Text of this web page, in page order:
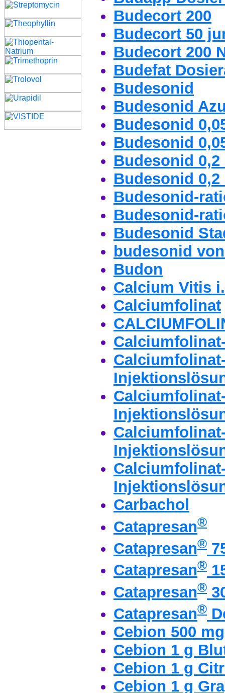
Budecort 200
Budecort 50
Budecort 200
Budefat
Budesonid
Budesonid
Budesonid
Budesonid
Budesonid
Budesonid
Budesonid-
Budesonid-
Budesonid
budesonid
Budon
Calcium Vitis
Calciumfolinat
Carbachol
Catapresan®
Catapresan®
Catapresan®
Catapresan®
Catapresan®
Cebion 500
Cebion 1 g
Cebion 1 g
Cebion 1 g